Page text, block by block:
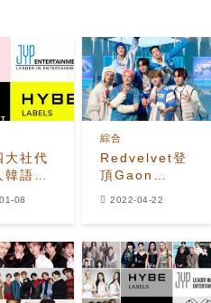
大社代
韓語歌
：
08
Redvelvet登
頂Gaon
Chart第16周
第2、溫流第3
綜合
2022-04-22